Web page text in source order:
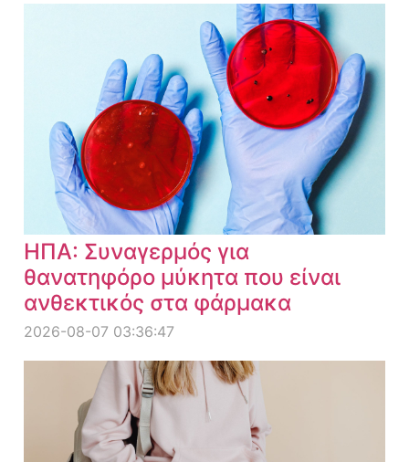
ΗΠΑ: Συναγερμός για
θανατηφόρο μύκητα που είναι
ανθεκτικός στα φάρμακα
2026-08-07 03:36:47